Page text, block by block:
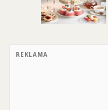
REKLAMA